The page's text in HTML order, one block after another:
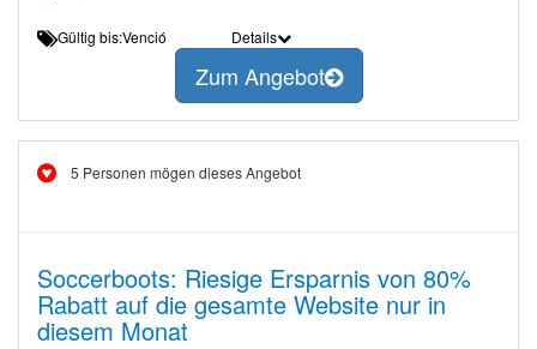
Gültig bis:Venció Details
Zum Angebot
5 Personen mögen dieses Angebot
Soccerboots: Riesige Ersparnis von 80%
Rabatt auf die gesamte Website nur in
diesem Monat